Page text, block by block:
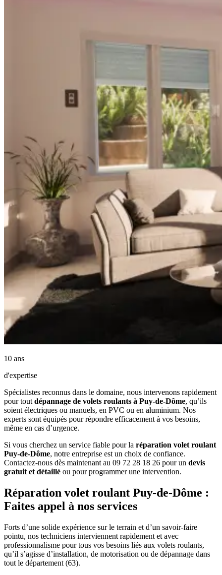
10 ans
d'expertise
Spécialistes reconnus dans le domaine, nous intervenons rapidement
pour toutdépannage de volets roulants à Puy-de-Dôme, qu’ils
soient électriques ou manuels, en PVC ou en aluminium. Nos
experts sont équipés pour répondre efficacement à vos besoins,
même en cas d’urgence.
Si vous cherchez un service fiable pour la réparation volet roulant
Puy-de-Dôme, notre entreprise est un choix de confiance.
Contactez-nous dès maintenant au 09 72 28 18 26 pour un devis
gratuit et détaillé ou pour programmer une intervention.
Réparation volet roulant Puy-de-Dôme :
Faites appel à nos services
Forts d’une solide expérience sur le terrain et d’un savoir-faire
pointu, nos techniciens interviennent rapidement et avec
professionnalisme pour tous vos besoins liés aux volets roulants,
qu’il s’agisse d’installation, de motorisation ou de dépannage dans
tout le département (63).